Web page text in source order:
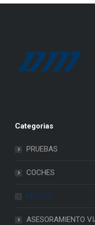
Categorias
PRUEBAS
COCHES
MOTOS
ASESORAMIENTO